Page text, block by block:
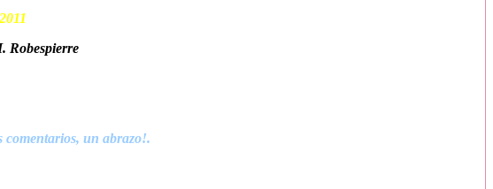
Robespierre
comentarios, un abrazo!.